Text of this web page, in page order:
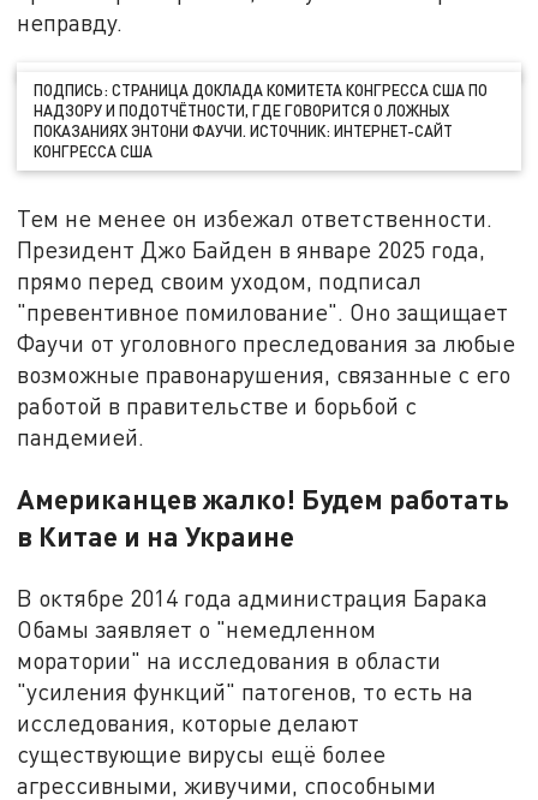
неправду.
ПОДПИСЬ: СТРАНИЦА ДОКЛАДА КОМИТЕТА КОНГРЕССА США ПО
НАДЗОРУ И ПОДОТЧЁТНОСТИ, ГДЕ ГОВОРИТСЯ О ЛОЖНЫХ
ПОКАЗАНИЯХ ЭНТОНИ ФАУЧИ. ИСТОЧНИК: ИНТЕРНЕТ-САЙТ
КОНГРЕССА США
Тем не менее он избежал ответственности.
Президент Джо Байден в январе 2025 года,
прямо перед своим уходом, подписал
"превентивное помилование". Оно защищает
Фаучи от уголовного преследования за любые
возможные правонарушения, связанные с его
работой в правительстве и борьбой с
пандемией.
Американцев жалко! Будем работать
в Китае и на Украине
В октябре 2014 года администрация Барака
Обамы заявляет о "немедленном
моратории" на исследования в области
"усиления функций" патогенов, то есть на
исследования, которые делают
существующие вирусы ещё более
агрессивными, живучими, способными